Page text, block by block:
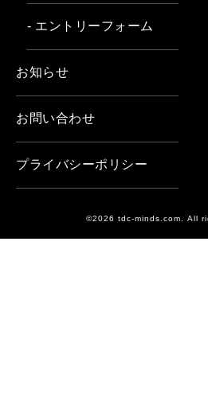
- エントリーフォーム
お知らせ
お問い合わせ
プライバシーポリシー
©2026 tdc-minds.com. All